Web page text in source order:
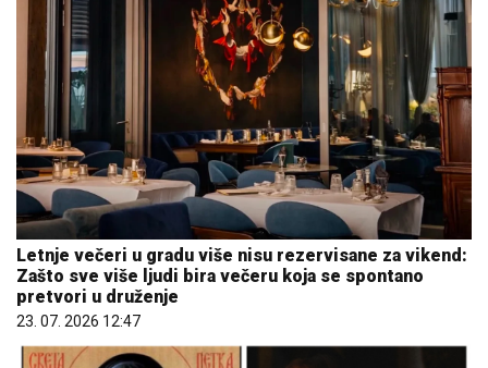
Letnje večeri u gradu više nisu rezervisane za vikend:
Zašto sve više ljudi bira večeru koja se spontano
pretvori u druženje
23. 07. 2026 12:47